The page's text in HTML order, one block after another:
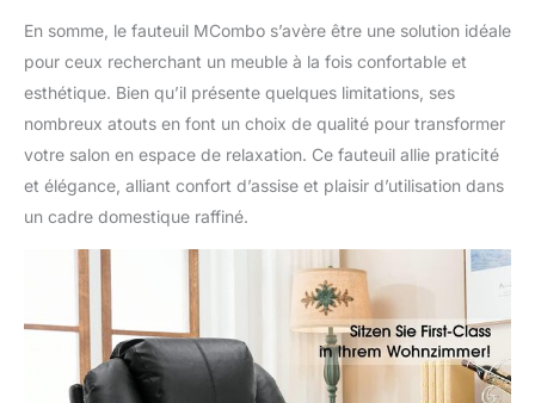
En somme, le fauteuil MCombo s’avère être une solution idéale
pour ceux recherchant un meuble à la fois confortable et
esthétique. Bien qu’il présente quelques limitations, ses
nombreux atouts en font un choix de qualité pour transformer
votre salon en espace de relaxation. Ce fauteuil allie praticité
et élégance, alliant confort d’assise et plaisir d’utilisation dans
un cadre domestique raffiné.